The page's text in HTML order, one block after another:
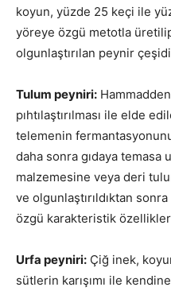
koyun, yüzde 25 keçi ile
yöreye özgü metotla
olgunlaştırılan peynir
Tulum peyniri:
pıhtılaştırılması ile elde
telemenin
daha sonra gıdaya temasa
malzemesine veya deri
ve olgunlaştırıldıktan
özgü karakteristik
Urfa peyniri: Çiğ inek,
sütlerin karışımı ile